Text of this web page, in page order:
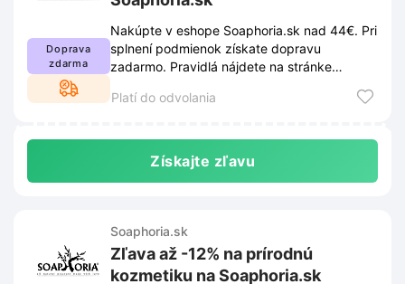
Doprava
zdarma
Nakúpte v eshope Soaphoria.sk nad 44€. Pri
splnení podmienok získate dopravu
zadarmo. Pravidlá nájdete na stránke
Platí do odvolania
Získajte zľavu
Soaphoria.sk
Zľava až -12% na prírodnú
kozmetiku na Soaphoria.sk